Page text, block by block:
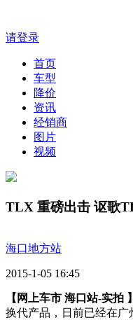
请登录
首页
车型
降价
资讯
经销商
图片
视频
TLX 重磅出击 讴歌
海口地方站
2015-1-05 16:45
【网上车市 海口站-实拍 】
换代产品，日前已经在